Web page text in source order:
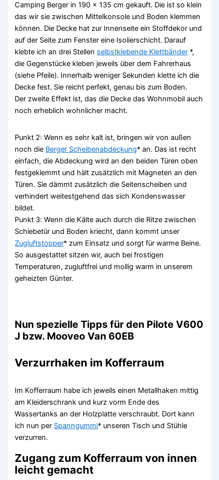
Camping Berger in 190 x 135 cm gekauft. Die ist so klein
das wir sie zwischen Mittelkonsole und Boden klemmen
können. Die Decke hat zur Innenseite ein Stoffdekor und
auf der Seite zum Fenster eine Isolierschicht. Darauf
klebte ich an drei Stellen selbstklebende Klettbänder *,
die Gegenstücke kleben jeweils über dem Fahrerhaus
(siehe Pfeile). Innerhalb weniger Sekunden klette ich die
Decke fest. Sie reicht perfekt, genau bis zum Boden.
Der zweite Effekt ist, das die Decke das Wohnmobil auch
noch erheblich wohnlicher macht.
Punkt 2: Wenn es sehr kalt ist, bringen wir von außen
noch die Berger Scheibenabdeckung* an. Das ist recht
einfach, die Abdeckung wird an den beiden Türen oben
festgeklemmt und hält zusätzlich mit Magneten an den
Türen. Sie dämmt zusätzlich die Seitenscheiben und
verhindert weitestgehend das sich Kondenswasser
bildet.
Punkt 3: Wenn die Kälte auch durch die Ritze zwischen
Schiebetür und Boden kriecht, dann kommt unser
Zugluftstopper* zum Einsatz und sorgt für warme Beine.
So ausgestattet sitzen wir, auch bei frostigen
Temperaturen, zugluftfrei und mollig warm in unserem
geheizten Günter.
Nun spezielle Tipps für den Pilote V600
J bzw. Mooveo Van 60EB
Verzurrhaken im Kofferraum
Im Kofferraum habe ich jeweils einen Metallhaken mittig
am Kleiderschrank und kurz vorm Ende des
Wassertanks an der Holzplatte verschraubt. Dort kann
ich nun per Spanngummi* unseren Tisch und Stühle
verzurren.
Zugang zum Kofferraum von innen
leicht gemacht